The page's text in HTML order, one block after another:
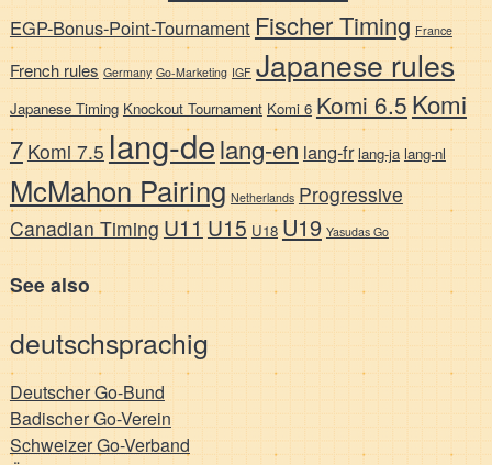
EGP-Bonus-Point-Tournament Fischer Timing France
French rules Germany Go-Marketing IGF Japanese rules
Japanese Timing Knockout Tournament Komi 6 Komi 6.5Komi
7 Komi 7.5 lang-delang-en lang-fr lang-ja lang-nl
McMahon Pairing Netherlands Progressive
Canadian Timing U11 U15 U18 U19 Yasudas Go
See also
deutschsprachig
Deutscher Go-Bund
Badischer Go-Verein
Schweizer Go-Verband